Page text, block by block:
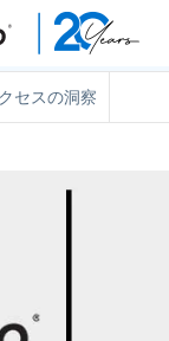
セスの洞察